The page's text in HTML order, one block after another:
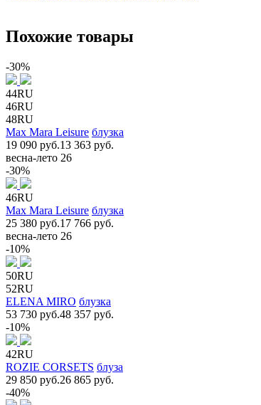
Похожие товары
-30%
44RU
46RU
48RU
Max Mara Leisure блузка
19 090 руб.13 363 руб.
весна-лето 26
-30%
46RU
Max Mara Leisure блузка
25 380 руб.17 766 руб.
весна-лето 26
-10%
50RU
52RU
ELENA MIRO блузка
53 730 руб.48 357 руб.
-10%
42RU
ROZIE CORSETS блуза
29 850 руб.26 865 руб.
-40%